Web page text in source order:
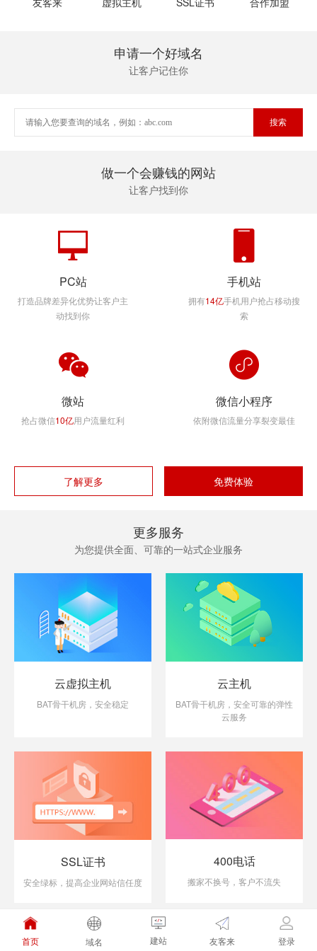
申请一个好域名
让客户记住你
做一个会赚钱的网站
让客户找到你
PC站
打造品牌差异化优势让客户主
动找到你
手机站
拥有14亿手机用户抢占移动搜
索
微站
抢占微信10亿用户流量红利
微信小程序
依附微信流量分享裂变最佳
了解更多 免费体验
更多服务
为您提供全面、可靠的一站式企业服务
云虚拟主机
BAT骨干机房，安全稳定
云主机
BAT骨干机房，安全可靠的弹性
云服务
SSL证书
安全绿标，提高企业网站信任度
400电话
搬家不换号，客户不流失
首页 域名 建站 友客来 登录